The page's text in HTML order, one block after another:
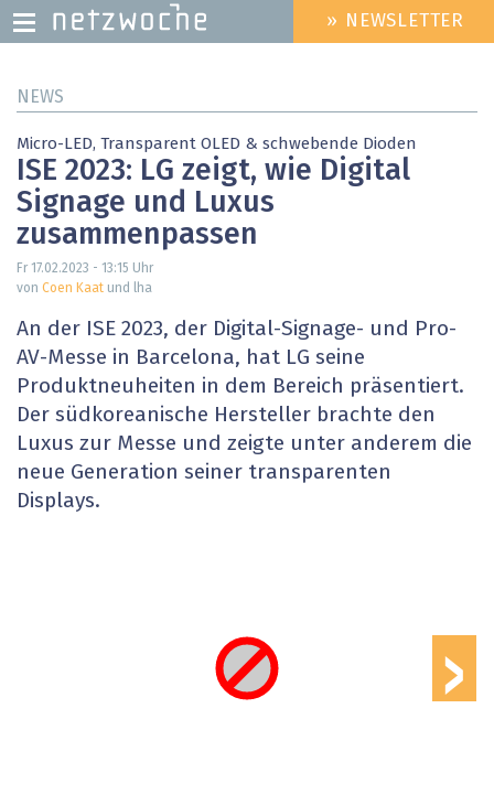
zum
HEADER
MENU
» NEWSLETTER
NEWS
Micro-LED, Transparent OLED & schwebende Dioden
ISE 2023: LG zeigt, wie Digital
Signage und Luxus
zusammenpassen
Fr 17.02.2023 - 13:15 Uhr
von Coen Kaat und lha
An der ISE 2023, der Digital-Signage- und Pro-
AV-Messe in Barcelona, hat LG seine
Produktneuheiten in dem Bereich präsentiert.
Der südkoreanische Hersteller brachte den
Luxus zur Messe und zeigte unter anderem die
neue Generation seiner transparenten
Displays.
›